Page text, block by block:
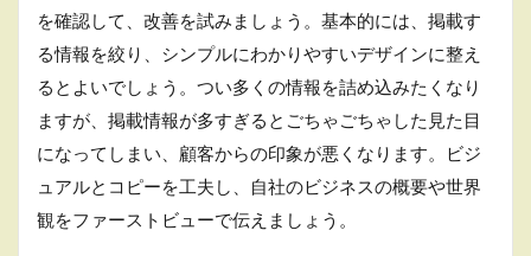
う
3.3
ソナ
を設
定す
る
対策
を確認して、改善を試みましょう。基本的には、掲載す
る情報を絞り、シンプルにわかりやすいデザインに整え
るとよいでしょう。つい多くの情報を詰め込みたくなり
ますが、掲載情報が多すぎるとごちゃごちゃした見た目
になってしまい、顧客からの印象が悪くなります。ビジ
ュアルとコピーを工夫し、自社のビジネスの概要や世界
観をファーストビューで伝えましょう。